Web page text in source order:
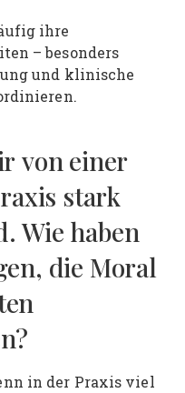
ihre
– besonders
und klinische
von einer
stark
Wie haben
die Moral
in der Praxis viel